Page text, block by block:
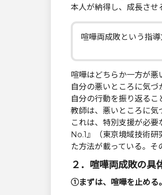
本人が納得し、成長させ
喧嘩両成敗という指導
喧嘩はどちらか一方が悪
自分の悪いところに気づ
自分の行動を振り返るこ
教師は、悪いところに気
これは、特別支援が必
No.1』（東京境域技術
た方法が載っている。そ
２．喧嘩両成敗の具
①まずは、喧嘩を止める。